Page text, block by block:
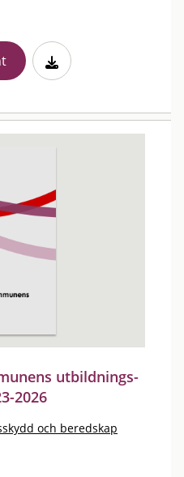
utbildnings-
2026
och beredskap